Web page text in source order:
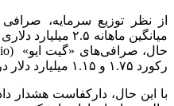
میانگین ماهانه
رکورد ۱.۷۵ و ۱.۱۵ میلیارد دلار در حال ثبت روندی مشابه هستند.
با این حال، دارکفاست هشدار